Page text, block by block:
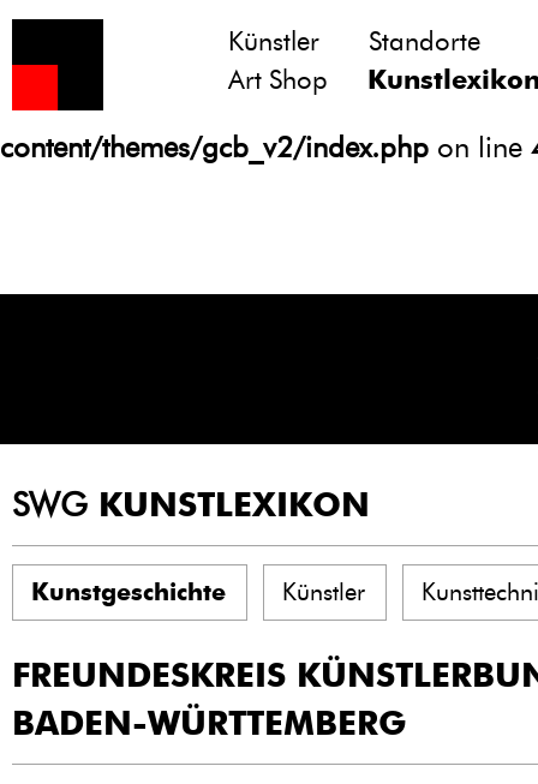
Notice
: Undefined variable: atts in
/homepages/21/d13550920/htdocs/
content/themes/gcb_v2/index.php on line
Künstler
Standorte
Art Shop
SWG KUNSTLEXIKON
Kunstgeschichte Künstler
FREUNDESKREIS
BADEN-WÜRTTEMBERG